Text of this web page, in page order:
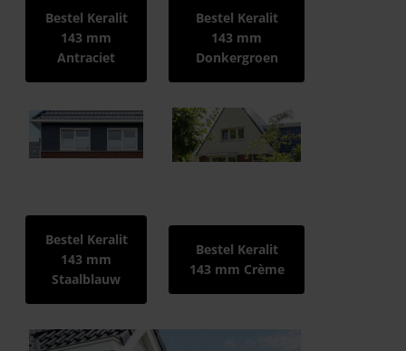
Bestel Keralit
143 mm
Antraciet
Bestel Keralit
143 mm
Donkergroen
Bestel Keralit
143 mm
Staalblauw
Bestel Keralit
143 mm Crème